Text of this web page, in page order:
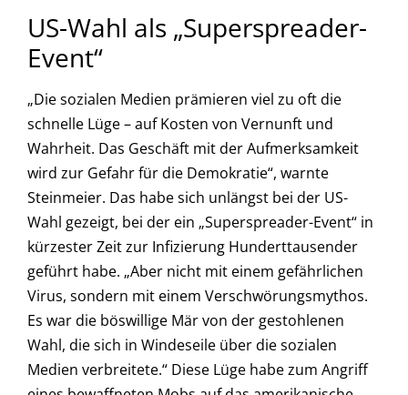
US-Wahl als „Superspreader-
Event“
„Die sozialen Medien prämieren viel zu oft die
schnelle Lüge – auf Kosten von Vernunft und
Wahrheit. Das Geschäft mit der Aufmerksamkeit
wird zur Gefahr für die Demokratie“, warnte
Steinmeier. Das habe sich unlängst bei der US-
Wahl gezeigt, bei der ein „Superspreader-Event“ in
kürzester Zeit zur Infizierung Hunderttausender
geführt habe. „Aber nicht mit einem gefährlichen
Virus, sondern mit einem Verschwörungsmythos.
Es war die böswillige Mär von der gestohlenen
Wahl, die sich in Windeseile über die sozialen
Medien verbreitete.“ Diese Lüge habe zum Angriff